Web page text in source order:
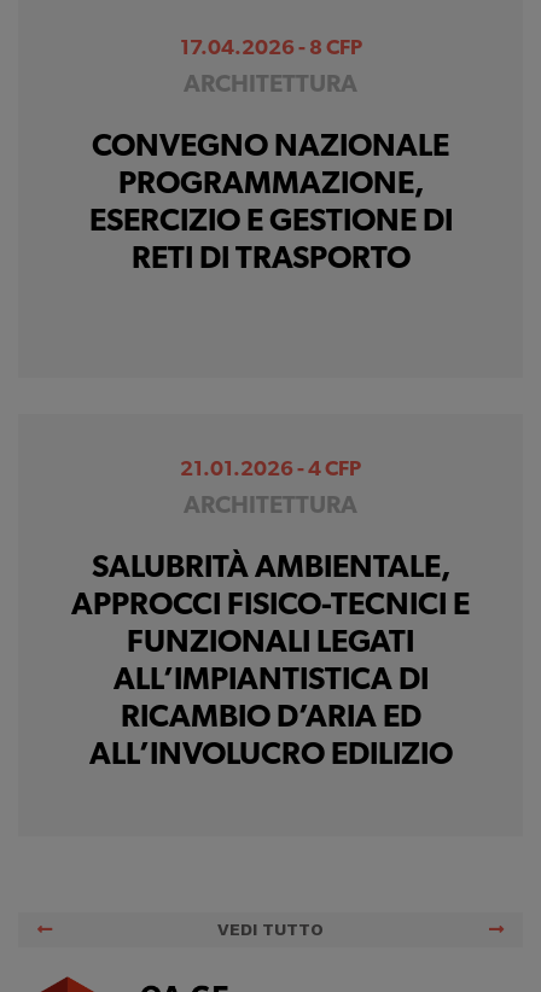
17.04.2026 - 8 CFP
ARCHITETTURA
CONVEGNO NAZIONALE
PROGRAMMAZIONE,
ESERCIZIO E GESTIONE DI
RETI DI TRASPORTO
21.01.2026 - 4 CFP
ARCHITETTURA
SALUBRITÀ AMBIENTALE,
APPROCCI FISICO-TECNICI E
FUNZIONALI LEGATI
ALL’IMPIANTISTICA DI
RICAMBIO D’ARIA ED
ALL’INVOLUCRO EDILIZIO
VEDI TUTTO